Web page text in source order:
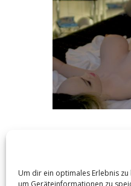
Um dir ein optimales Erlebnis
um Geräteinformationen zu